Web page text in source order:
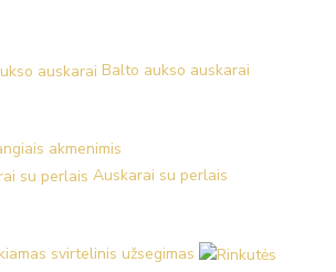
Balto aukso auskarai
akmenimis
Auskarai su perlais
svirtelinis užsegimas